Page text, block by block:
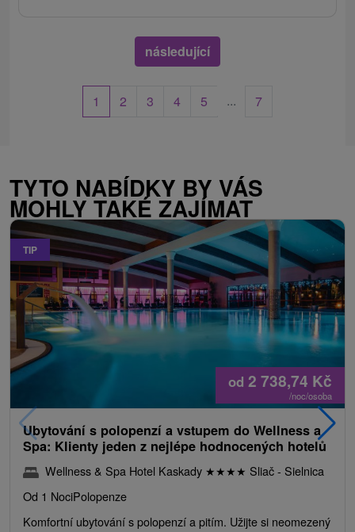
následující
1 2 3 4 5 ... 7
TYTO NABÍDKY BY VÁS
MOHLY TAKÉ ZAJÍMAT
TIP
od 2 738,74 Kč
/noc/osoba
Ubytování s polopenzí a vstupem do Wellness a
Spa: Klienty jeden z nejlépe hodnocených hotelů
Wellness & Spa Hotel Kaskady ★★★★ Sliač - Sielnica
Od 1 NociPolopenze
Komfortní ubytování s polopenzí a pitím. Užijte si neomezený